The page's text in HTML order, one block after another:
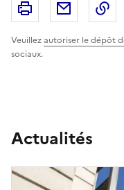
Veuillezautoriser le dépôt
sociaux.
Imprimer
Actualités